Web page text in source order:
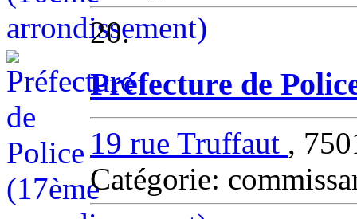
20.
Préfecture de
19 rue Truffaut ,
Catégorie: